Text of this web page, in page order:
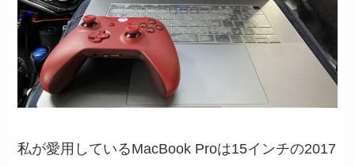
私が愛用しているMacBook Proは15インチの2017